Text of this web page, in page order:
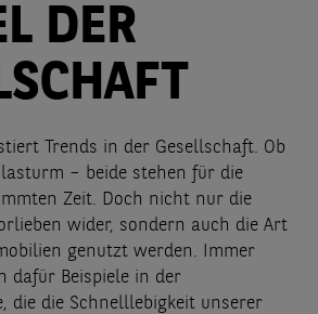
DER
Trends in der Gesellschaft. Ob
– beide stehen für die
Zeit. Doch nicht nur die
wider, sondern auch die Art
genutzt werden. Immer
dafür Beispiele in der
die die Schnelllebigkeit unserer